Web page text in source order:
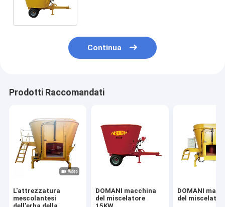
Continua
Prodotti Raccomandati
L'attrezzatura
mescolantesi
DOMANI macchina
del miscelatore
DOMANI
del